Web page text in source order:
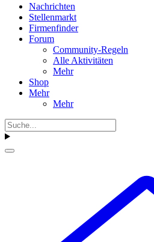
Nachrichten
Stellenmarkt
Firmenfinder
Forum
Community-Regeln
Alle Aktivitäten
Mehr
Shop
Mehr
Mehr